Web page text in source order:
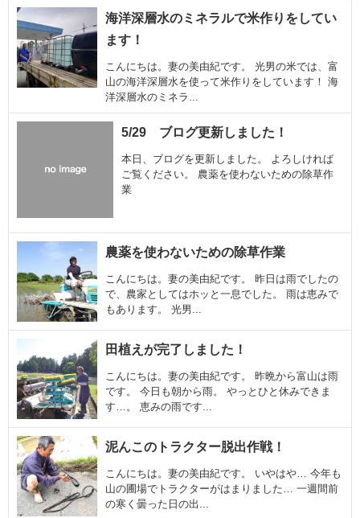
海洋深層水のミネラルで米作りをしてい
ます！
こんにちは。妻の美由紀です。 光男の米では、富
山の海洋深層水を使って米作りをしています！ 海
洋深層水のミネラ...
5/29 ブログ更新しました！
本日、ブログを更新しました。 よろしければ
ご覧ください。 農薬を使わないための除草作
業
農薬を使わないための除草作業
こんにちは。妻の美由紀です。 昨日は雨でしたの
で、農家としてはホッと一息でした。 雨は恵みで
もあります。 光男...
田植えが完了しました！
こんにちは。妻の美由紀です。 昨晩から富山は雨
です。 今日も朝から雨。 やっとひと休みできま
す…。 恵みの雨です...
泥んこのトラクター脱出作戦！
こんにちは。妻の美由紀です。 いやはや… 今年も
山の圃場でトラクターがはまりました… 一週間前
の寒く曇った日の出...